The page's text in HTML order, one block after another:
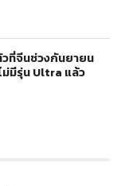
วที่จีนช่วงกันยายน
ม่มีรุ่น Ultra แล้ว